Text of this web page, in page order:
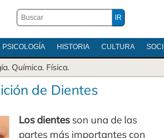
PSICOLOGÍA HISTORIA CULTURA
. Química. Física.
de Dientes
Los dientesson una de las
partes más importantes con